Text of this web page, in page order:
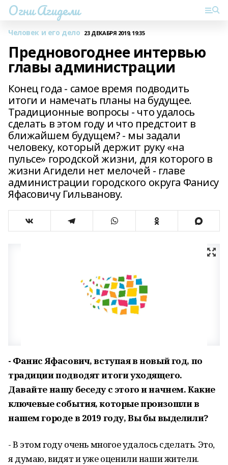
Огни Агидели
Человек и его дело 23 ДЕКАБРЯ 2019, 19:35
Предновогоднее интервью
главы администрации
Конец года - самое время подводить
итоги и намечать планы на будущее.
Традиционные вопросы - что удалось
сделать в этом году и что предстоит в
ближайшем будущем? - мы задали
человеку, который держит руку «на
пульсе» городской жизни, для которого в
жизни Агидели нет мелочей - главе
администрации городского округа Фанису
Яфасовичу Гильванову.
- Фанис Яфасович, вступая в новый год, по
традиции подводят итоги уходящего.
Давайте нашу беседу с этого и начнем. Какие
ключевые события, которые произошли в
нашем городе в 2019 году, Вы бы выделили?
- В этом году очень многое удалось сделать. Это,
я думаю, видят и уже оценили наши жители.